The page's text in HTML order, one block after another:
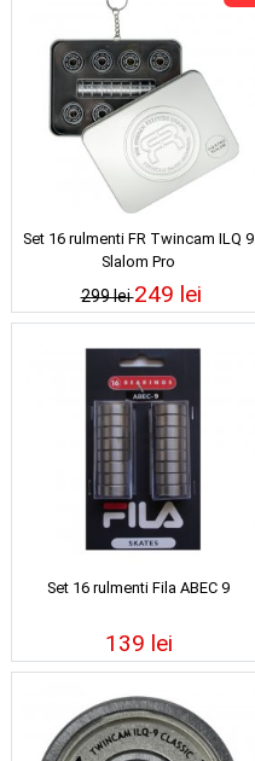
Set 16 rulmenti FR Twincam ILQ 9
Slalom Pro
299 lei249 lei
Set 16 rulmenti Fila ABEC 9
139 lei